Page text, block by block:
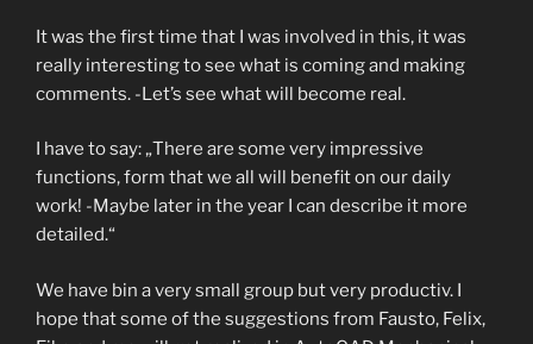
It was the first time that I was involved in this, it was
really interesting to see what is coming and making
comments. -Let’s see what will become real.
I have to say: „There are some very impressive
functions, form that we all will benefit on our daily
work! -Maybe later in the year I can describe it more
detailed.“
We have bin a very small group but very productiv. I
hope that some of the suggestions from Fausto, Felix,